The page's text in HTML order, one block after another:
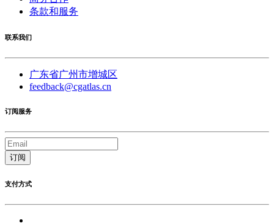
条款和服务
联系我们
广东省广州市增城区
feedback@cgatlas.cn
订阅服务
订阅
支付方式